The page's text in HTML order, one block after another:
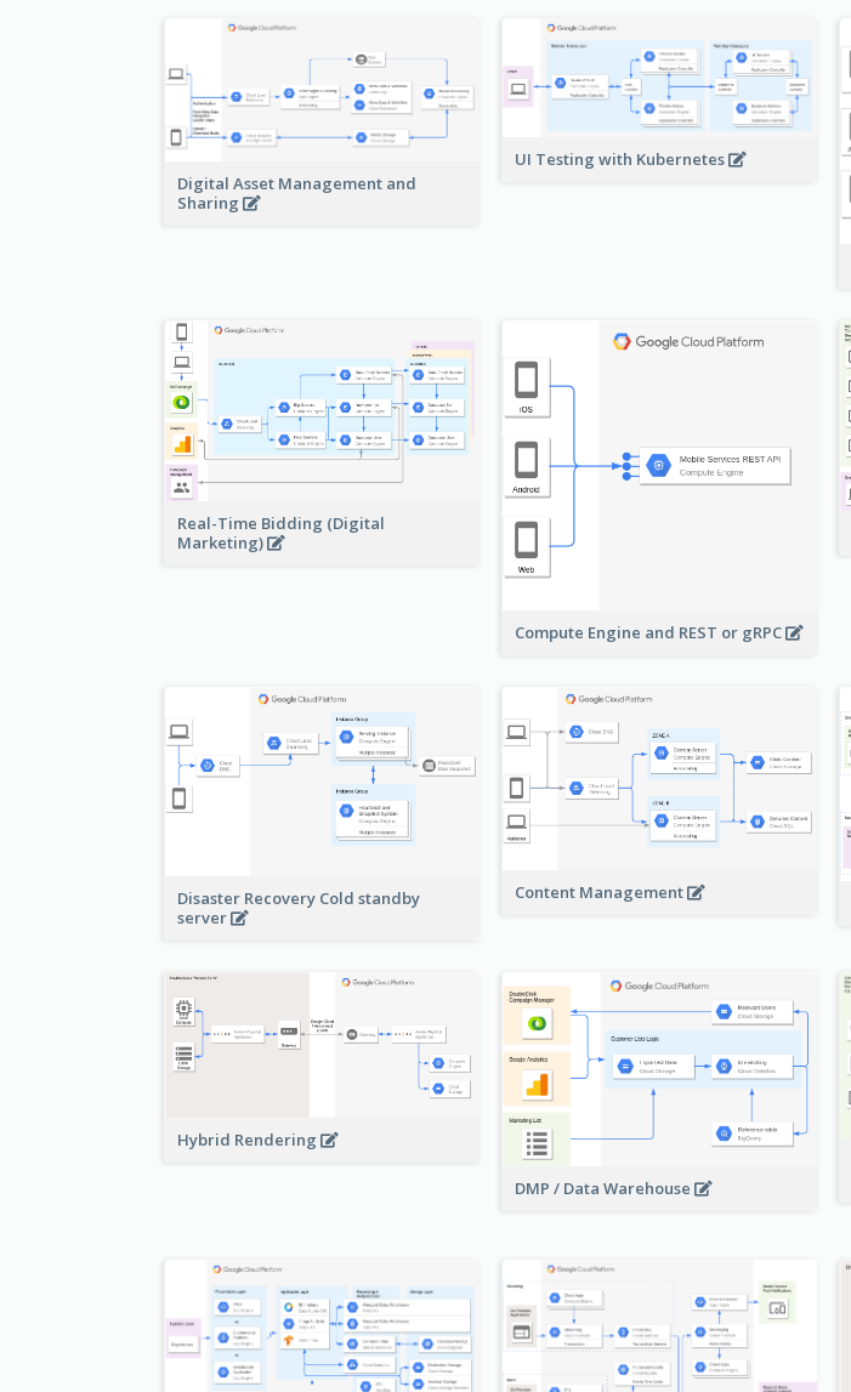
Digital Asset Management and
Sharing
UI Testing with Kubernetes
Real-Time Bidding (Digital
Marketing)
Compute Engine and REST or gRPC
Disaster Recovery Cold standby
server
Content Management
Hybrid Rendering
DMP / Data Warehouse